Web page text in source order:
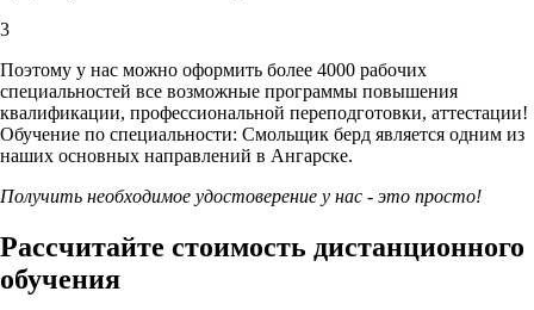
3
Поэтому у нас можно оформить более 4000 рабочих
специальностей все возможные программы повышения
квалификации, профессиональной переподготовки, аттестации!
Обучение по специальности: Смольщик берд является одним из
наших основных направлений в Ангарске.
Получить необходимое удостоверение у нас - это просто!
Рассчитайте стоимость дистанционного
обучения